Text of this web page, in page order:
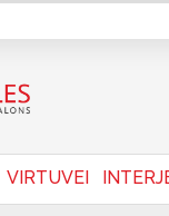
VIRTUVEI